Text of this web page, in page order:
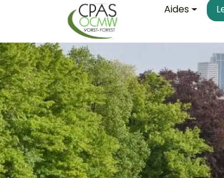
Aller au contenu principal Main
Aides